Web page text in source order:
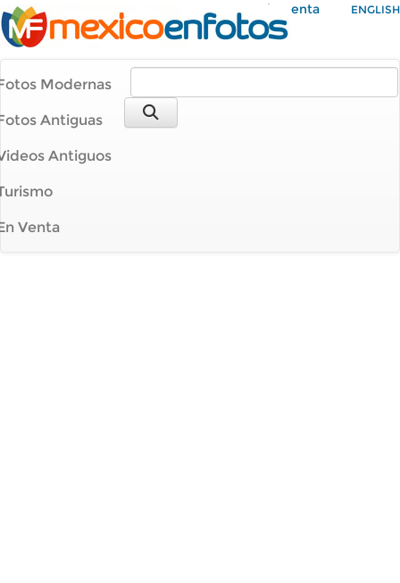
Mi Cuenta ENGLISH
Modernas
Antiguas
Antiguos
Venta